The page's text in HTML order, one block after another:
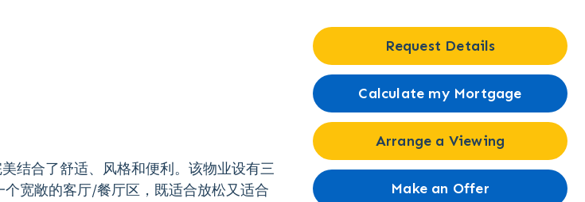
结合了舒适、风格和便利。该物业设有三
宽敞的客厅/餐厅区，既适合放松又适合
Request Details
Calculate my Mortgage
Arrange a Viewing
Make an Offer